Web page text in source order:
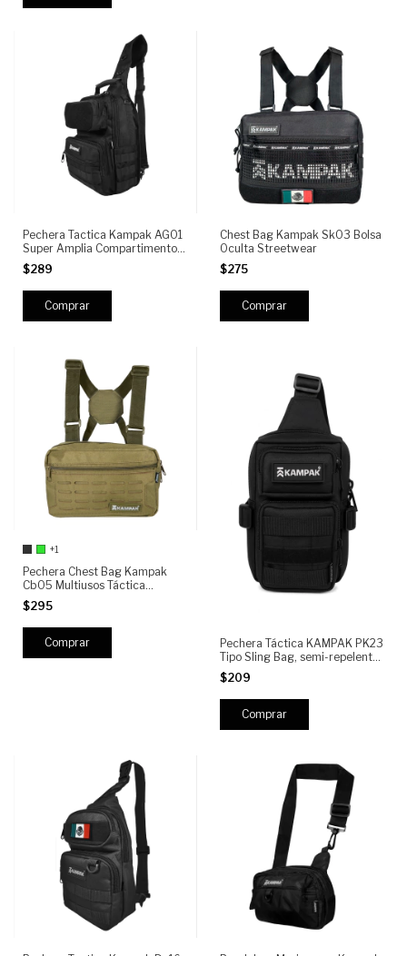
Pechera Tactica Kampak AG01
Super Amplia Compartimento
P/arma Multiusos
$289
Chest Bag Kampak Sk03 Bolsa
Oculta Streetwear
$275
+1
Pechera Chest Bag Kampak
Cb05 Multiusos Táctica
Multiusos Mochila Repartidor
$295
Comprar
Pechera Táctica KAMPAK PK23
Tipo Sling Bag, semi-repelente,
Ajuste Ambidiestro, MOLLE y
Compartimentos Multipropósito
$209